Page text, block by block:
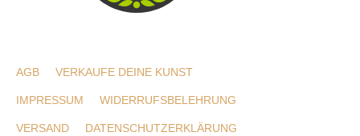
AGB VERKAUFE DEINE KUNST
IMPRESSUM WIDERRUFSBELEHRUNG
VERSAND DATENSCHUTZERKLÄRUNG